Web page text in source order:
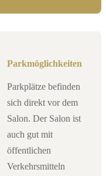
Parkmöglichkeiten
Parkplätze befinden
sich direkt vor dem
Salon. Der Salon ist
auch gut mit
öffentlichen
Verkehrsmitteln